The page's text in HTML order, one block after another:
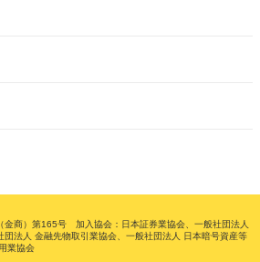
商）第165号 加入協会：日本証券業協会、一般社団法人
法人 金融先物取引業協会、一般社団法人 日本暗号資産等
業協会